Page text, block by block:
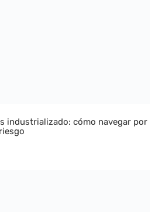
industrializado: cómo navegar por